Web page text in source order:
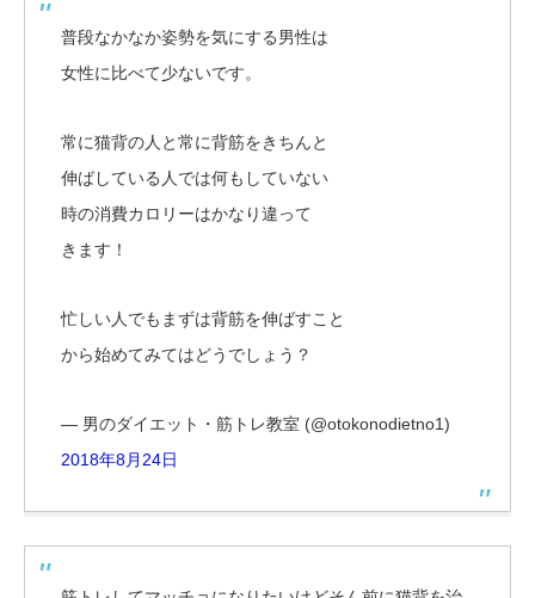
普段なかなか姿勢を気にする男性は
女性に比べて少ないです。
常に猫背の人と常に背筋をきちんと
伸ばしている人では何もしていない
時の消費カロリーはかなり違って
きます！
忙しい人でもまずは背筋を伸ばすこと
から始めてみてはどうでしょう？
— 男のダイエット・筋トレ教室 (@otokonodietno1)
2018年8月24日